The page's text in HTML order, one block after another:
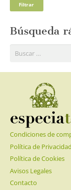
Filtrar
Búsqueda
Buscar:
Condiciones de
Política de Privacidad
Política de Cookies
Avisos Legales
Contacto